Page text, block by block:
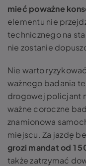
mieć poważne
elementu nie
technicznego na
nie zostanie
Nie warto
ważnego badania
drogowej policjant
ważne coroczne
znamionowa
miejscu. Za jazdę
grozi mandat od 1
także zatrzymać